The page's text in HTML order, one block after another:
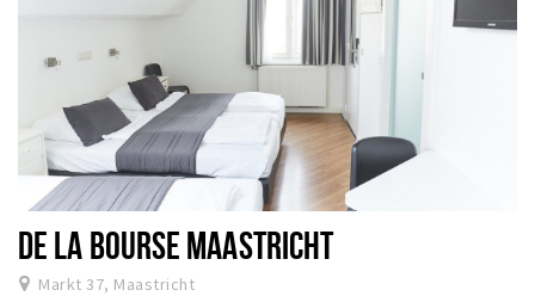
DE LA BOURSE MAASTRICHT
Markt 37, Maastricht